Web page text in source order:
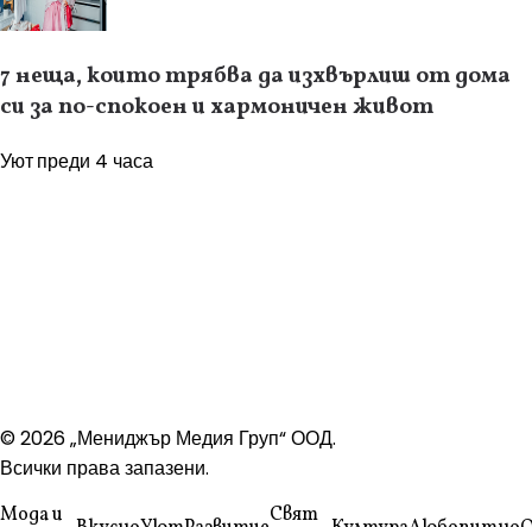
7 неща, които трябва да изхвърлиш от дома
си за по-спокоен и хармоничен живот
Уютпреди 4 часа
© 2026 „Мениджър Медия Груп“ ООД.
Всички права запазени.
Мода и
Свят